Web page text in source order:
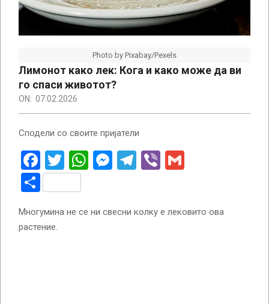
Photo by Pixabay/Pexels
Лимонот како лек: Кога и како може да ви
го спаси животот?
ON: 07.02.2026
Сподели со своите пријатели
Facebook
Twitter
WhatsApp
Messenger
Telegram
Viber
Share
Многумина не се ни свесни колку е лековито ова
растение.